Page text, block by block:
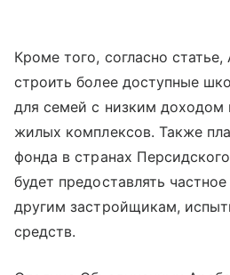
Кроме того, согласно
строить более доступные
для семей с низким доходом
жилых комплексов. Также
фонда в странах
будет предоставлять
другим застройщикам,
средств.